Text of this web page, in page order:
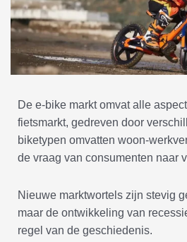
De e-bike markt omvat alle
fietsmarkt, gedreven door
biketypen omvatten woon-
de vraag van consumenten naar
Nieuwe marktwortels zijn stevig
maar de ontwikkeling van
regel van de geschiedenis.